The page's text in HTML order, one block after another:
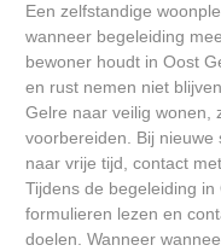
Een zelfstandige
wanneer begeleiding
bewoner houdt in Oost
en rust nemen niet
Gelre naar veilig wonen,
voorbereiden. Bij
naar vrije tijd, contact
Tijdens de begeleiding in
formulieren lezen en
doelen. Wanneer